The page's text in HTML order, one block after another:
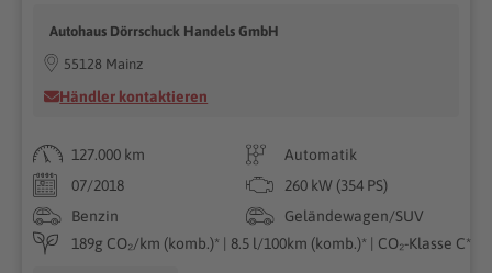
Autohaus Dörrschuck Handels GmbH
55128 Mainz
Händler kontaktieren
127.000 km
Automatik
07/2018
260 kW (354 PS)
Benzin
Geländewagen/SUV
189g CO₂/km (komb.)* | 8.5 l/100km (komb.)* | CO₂-Klasse C*